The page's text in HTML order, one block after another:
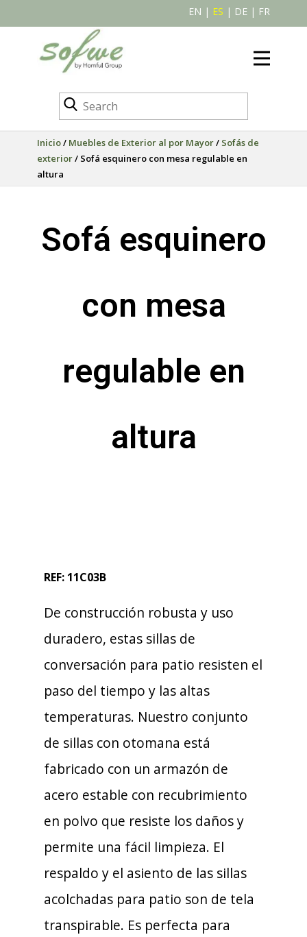
EN | ES | DE | FR
Inicio/ Muebles de Exterior al por Mayor/ Sofás de
exterior/ Sofá esquinero con mesa regulable en
altura
Sofá esquinero
con mesa
regulable en
altura
REF: 11C03B
De construcción robusta y uso
duradero, estas sillas de
conversación para patio resisten el
paso del tiempo y las altas
temperaturas. Nuestro conjunto
de sillas con otomana está
fabricado con un armazón de
acero estable con recubrimiento
en polvo que resiste los daños y
permite una fácil limpieza. El
respaldo y el asiento de las sillas
acolchadas para patio son de tela
transpirable. Es perfecta para